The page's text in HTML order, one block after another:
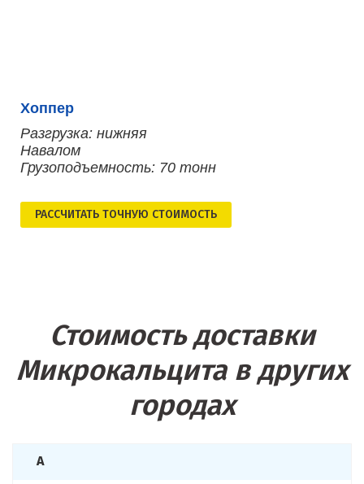
Хоппер
Разгрузка: нижняя
Навалом
Грузоподъемность: 70 тонн
РАСCЧИТАТЬ ТОЧНУЮ СТОИМОСТЬ
Стоимость доставки
Микрокальцита в других
городах
А